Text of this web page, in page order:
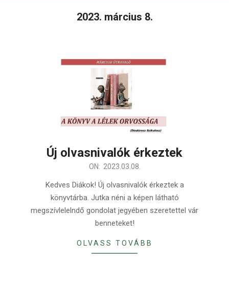
2023. március 8.
Új olvasnivalók érkeztek
ON: 2023.03.08.
Kedves Diákok! Új olvasnivalók érkeztek a
könyvtárba. Jutka néni a képen látható
megszívlelelndő gondolat jegyében szeretettel vár
benneteket!
OLVASS TOVÁBB